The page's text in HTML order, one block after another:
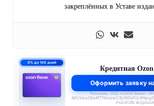
закреплённых в Уставе
0% до 140 дней
Кредитная
Оформить заявку
Реклама. ООО «ОЗОН Банк».